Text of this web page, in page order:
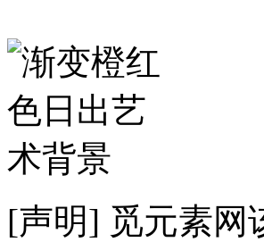
[声明] 觅元素网